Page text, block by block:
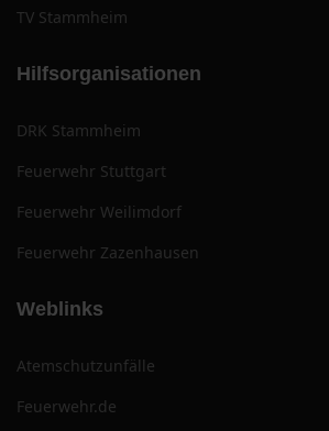
TV Stammheim
Hilfsorganisationen
DRK Stammheim
Feuerwehr Stuttgart
Feuerwehr Weilimdorf
Feuerwehr Zazenhausen
Weblinks
Atemschutzunfälle
Feuerwehr.de